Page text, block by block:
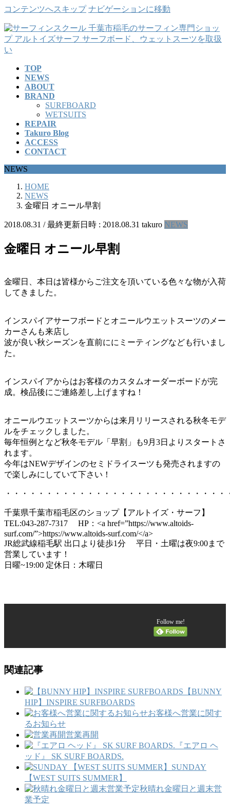
コンテンツへスキップ ナビゲーションに移動
TOP
NEWS
ABOUT
BRAND
SURFBOARD
WETSUITS
REPAIR
Takuro Blog
ACCESS
CONTACT
NEWS
HOME
NEWS
金曜日 オニール早割
2018.08.31 / 最終更新日時 : 2018.08.31 takuro NEWS
金曜日 オニール早割
金曜日、本日は皆様からご注文を頂いている色々な物が入荷
してきました。
インスパイアサーフボードとオニールウエットスーツのメー
カーさんも来店し
波が良い秋シーズンを直前ににミーティングなども行いまし
た。
インスパイアからはお客様のカスタムオーダーボードが完
成。検品後にご連絡差し上げますね！
オニールウエットスーツからは来月リリースされる秋冬モデ
ルをチェックしました。
毎年恒例となど秋冬モデル「早割」も9月3日よりスタートさ
れます。
今年はNEWデザインのセミドライスーツも発売されますの
で楽しみにしていて下さい！
・・・・・・・・・・・・・・・・・・・・・・・・・・・
千葉県千葉市稲毛区のショップ【アルトイズ・サーフ】
TEL:043-287-7317 HP：<a href=”https://www.altoids-
surf.com/”>https://www.altoids-surf.com/</a>
JR総武線稲毛駅 出口より徒歩1分 平日・土曜は夜9:00まで
営業しています！
日曜~19:00 定休日：木曜日
Follow me!
関連記事
【BUNNY
HIP】INSPIRE SURFBOARDS
お客様へ営業に関す
るお知らせ
営業再開
『エアロ ヘ
ッド』 SK SURF BOARDS.
SUNDAY
【WEST SUITS SUMMER】
秋晴れ金曜日と週末営
業予定